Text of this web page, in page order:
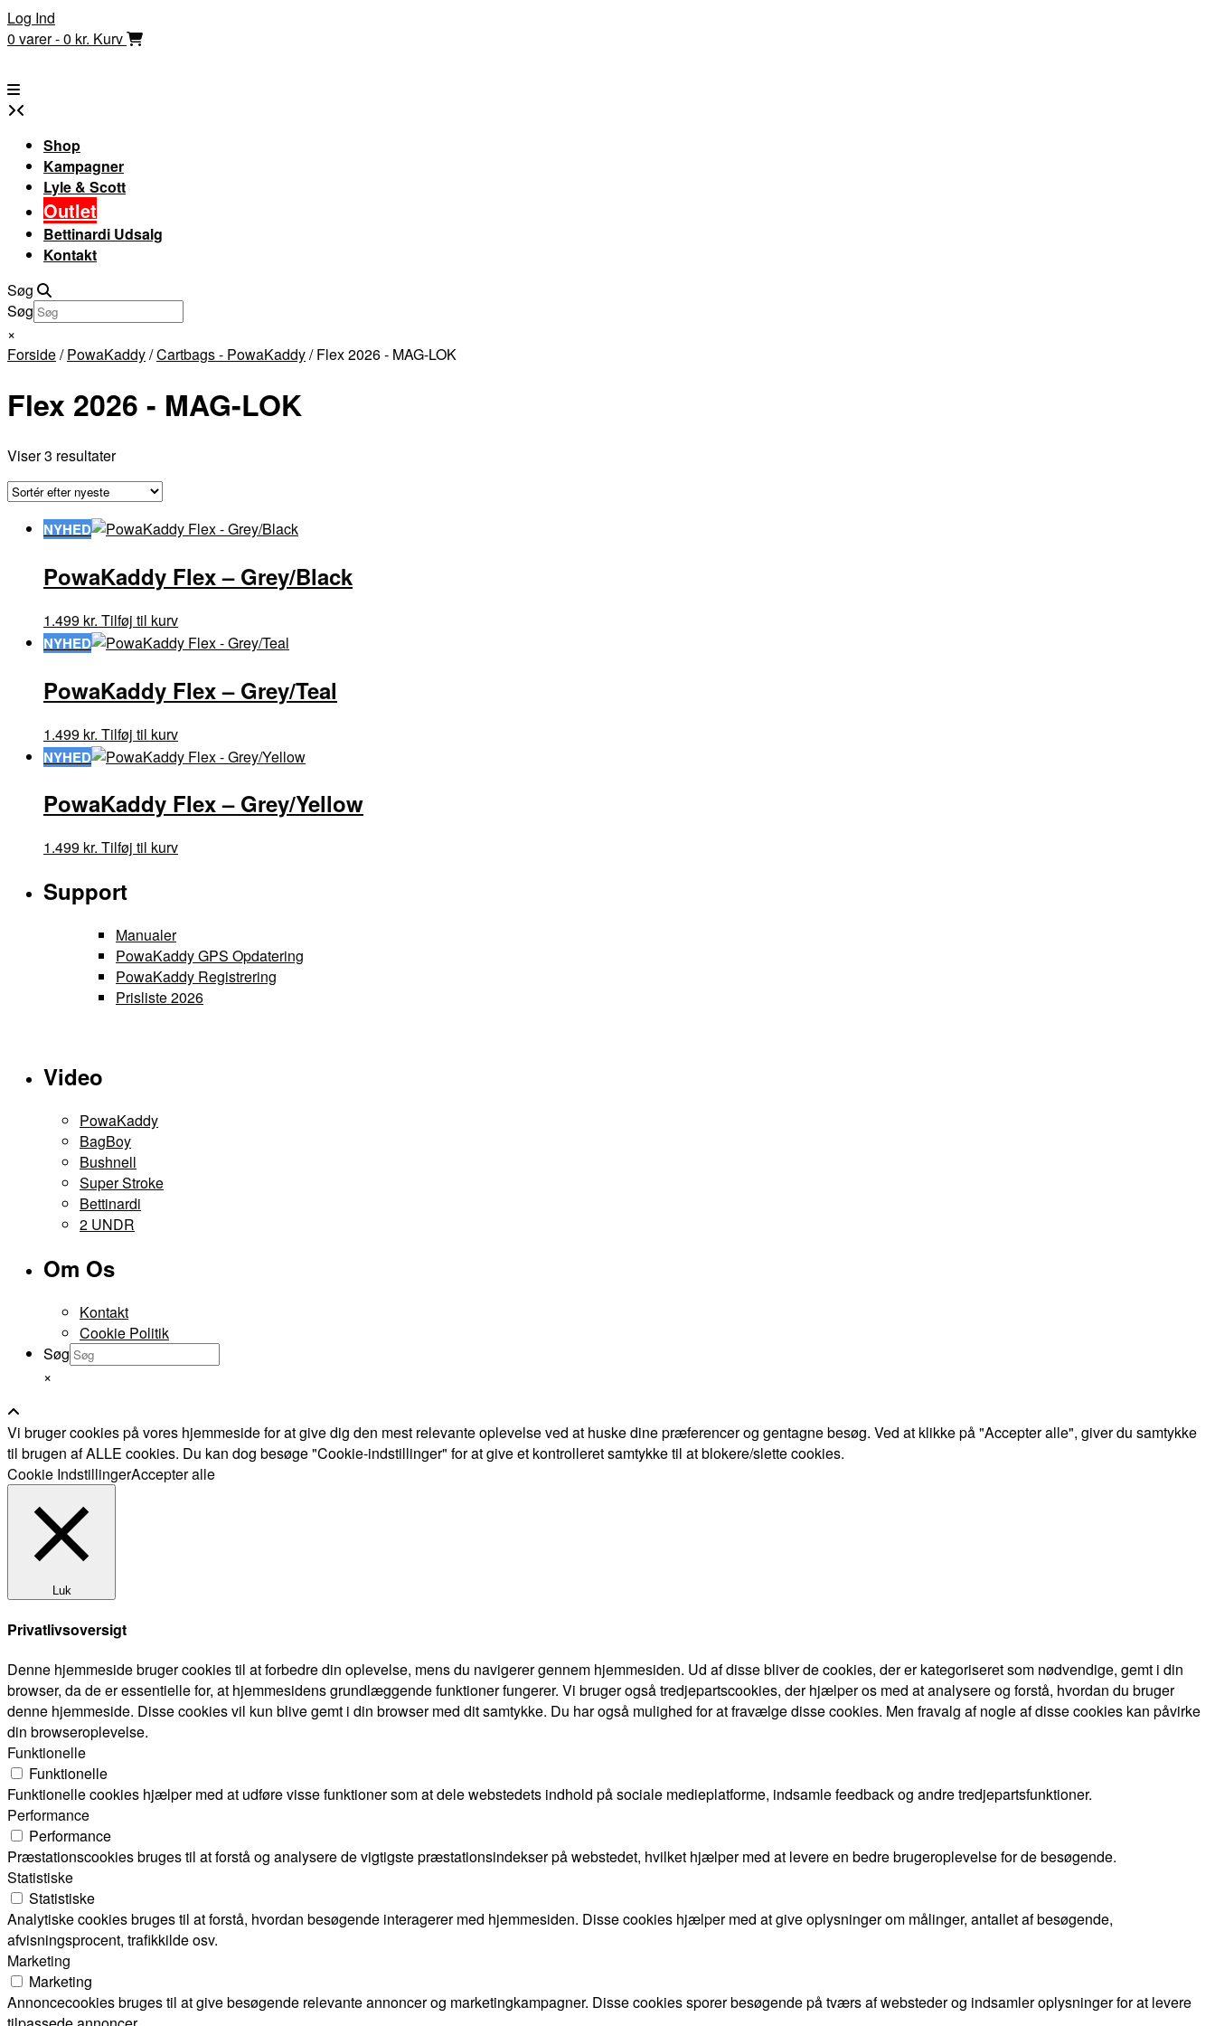
Skip
to
Log Ind
0 varer - 0 kr. Kurv
Shop
Kampagner
Lyle & Scott
Outlet
Bettinardi Udsalg
Kontakt
Søg
Søg
×
Forside/PowaKaddy/Cartbags - PowaKaddy/ Flex 2026 - MAG-LOK
Flex 2026 - MAG-LOK
Viser 3 resultaterSorteret
seneste
NYHED
PowaKaddy Flex – Grey/Black
1.499 kr. Tilføj til kurv
NYHED
PowaKaddy Flex – Grey/Teal
1.499 kr. Tilføj til kurv
NYHED
PowaKaddy Flex – Grey/Yellow
1.499 kr. Tilføj til kurv
Support
Manualer
PowaKaddy GPS Opdatering
PowaKaddy Registrering
Prisliste 2026
Video
PowaKaddy
BagBoy
Bushnell
Super Stroke
Bettinardi
2 UNDR
Om Os
Kontakt
Cookie Politik
Søg
×
Vi bruger cookies på vores hjemmeside for at give dig den mest relevante oplevelse ved at huske dine præferencer og gentagne besøg. Ved at klikke på "Accepter alle", giver du samtykke
til brugen af ALLE cookies. Du kan dog besøge "Cookie-indstillinger" for at give et kontrolleret samtykke til at blokere/slette cookies.
Cookie IndstillingerAccepter alle
Luk
Privatlivsoversigt
Denne hjemmeside bruger cookies til at forbedre din oplevelse, mens du navigerer gennem hjemmesiden. Ud af disse bliver de cookies, der er kategoriseret som nødvendige, gemt i din
browser, da de er essentielle for, at hjemmesidens grundlæggende funktioner fungerer. Vi bruger også tredjepartscookies, der hjælper os med at analysere og forstå, hvordan du bruger
denne hjemmeside. Disse cookies vil kun blive gemt i din browser med dit samtykke. Du har også mulighed for at fravælge disse cookies. Men fravalg af nogle af disse cookies kan påvirke
din browseroplevelse.
Funktionelle
Funktionelle
Funktionelle cookies hjælper med at udføre visse funktioner som at dele webstedets indhold på sociale medieplatforme, indsamle feedback og andre tredjepartsfunktioner.
Performance
Performance
Præstationscookies bruges til at forstå og analysere de vigtigste præstationsindekser på webstedet, hvilket hjælper med at levere en bedre brugeroplevelse for de besøgende.
Statistiske
Statistiske
Analytiske cookies bruges til at forstå, hvordan besøgende interagerer med hjemmesiden. Disse cookies hjælper med at give oplysninger om målinger, antallet af besøgende,
afvisningsprocent, trafikkilde osv.
Marketing
Marketing
Annoncecookies bruges til at give besøgende relevante annoncer og marketingkampagner. Disse cookies sporer besøgende på tværs af websteder og indsamler oplysninger for at levere